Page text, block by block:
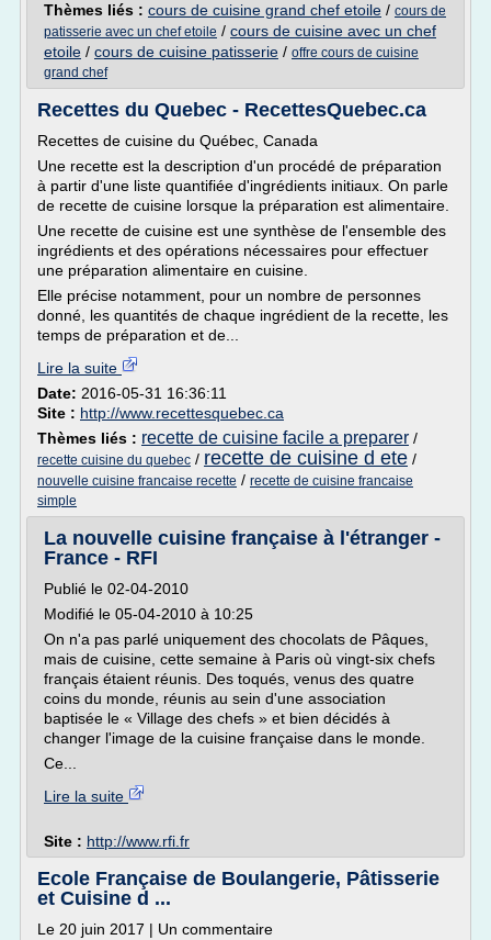
Thèmes liés : cours de cuisine grand chef etoile / cours de
patisserie avec un chef etoile / cours de cuisine avec un chef
etoile / cours de cuisine patisserie / offre cours de cuisine
grand chef
Recettes du Quebec - RecettesQuebec.ca
Recettes de cuisine du Québec, Canada
Une recette est la description d'un procédé de préparation
à partir d'une liste quantifiée d'ingrédients initiaux. On parle
de recette de cuisine lorsque la préparation est alimentaire.
Une recette de cuisine est une synthèse de l'ensemble des
ingrédients et des opérations nécessaires pour effectuer
une préparation alimentaire en cuisine.
Elle précise notamment, pour un nombre de personnes
donné, les quantités de chaque ingrédient de la recette, les
temps de préparation et de...
Lire la suite
Date: 2016-05-31 16:36:11
Site : http://www.recettesquebec.ca
Thèmes liés : recette de cuisine facile a preparer /
recette cuisine du quebec / recette de cuisine d ete /
nouvelle cuisine francaise recette / recette de cuisine francaise
simple
La nouvelle cuisine française à l'étranger -
France - RFI
Publié le 02-04-2010
Modifié le 05-04-2010 à 10:25
On n'a pas parlé uniquement des chocolats de Pâques,
mais de cuisine, cette semaine à Paris où vingt-six chefs
français étaient réunis. Des toqués, venus des quatre
coins du monde, réunis au sein d'une association
baptisée le « Village des chefs » et bien décidés à
changer l'image de la cuisine française dans le monde.
Ce...
Lire la suite
Site : http://www.rfi.fr
Ecole Française de Boulangerie, Pâtisserie
et Cuisine d ...
Le 20 juin 2017 | Un commentaire